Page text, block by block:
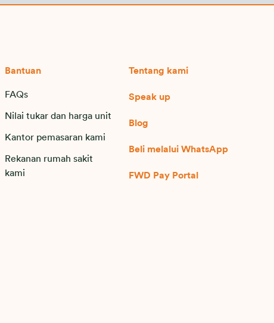
Bantuan
FAQs
Nilai tukar dan harga unit
Kantor pemasaran kami
Rekanan rumah sakit
kami
Tentang kami
Speak up
Blog
Beli melalui WhatsApp
FWD Pay Portal